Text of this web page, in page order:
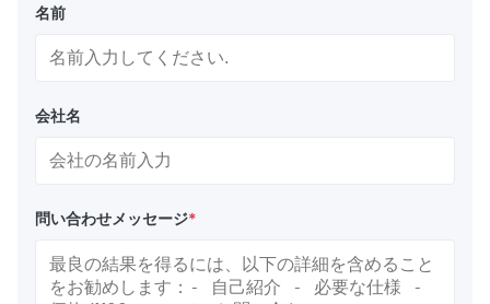
名前
会社名
問い合わせメッセージ*